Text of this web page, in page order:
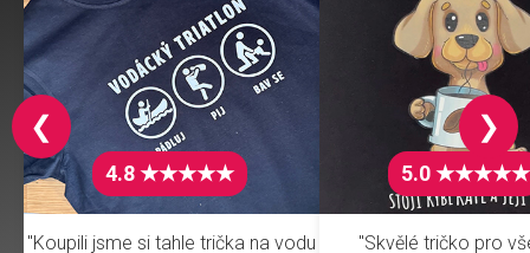
4.8 ★★★★★
"Koupili jsme si tahle trička na vodu
5.0 ★★★★★
"Skvělé tričko pro
❮ ❯